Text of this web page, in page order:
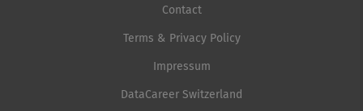
Contact
Terms & Privacy Policy
Impressum
DataCareer Switzerland